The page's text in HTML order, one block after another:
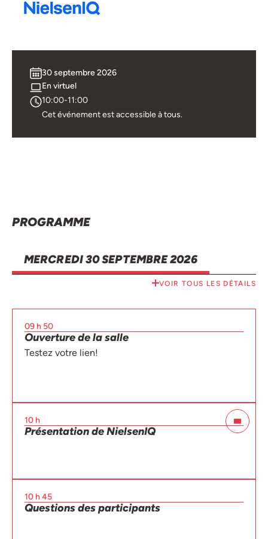
30 septembre 2026
En virtuel
10:00-11:00
Cet événement est accessible à tous.
PROGRAMME
MERCREDI 30 SEPTEMBRE 2026
VOIR TOUS LES DÉTAILS
09 h 50
Ouverture de la salle
Testez votre lien!
10 h
Présentation de NielsenIQ
10 h 45
Questions des participants